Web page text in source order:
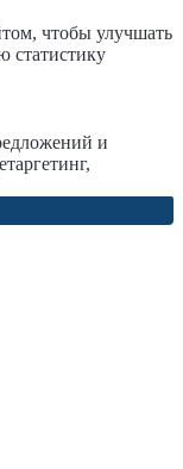
чтобы улучшать
статистику
и